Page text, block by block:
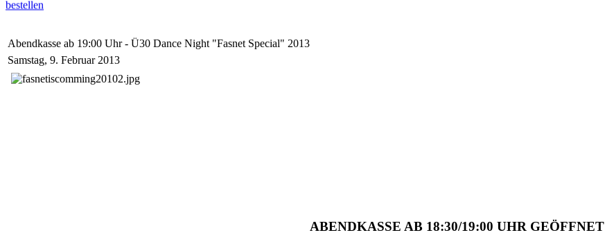
(online) verfügbar!
0,00 €
Abendkasse ab 19:00 Uhr - Ü30 Dance Night "Fasnet Special" 2013
Samstag, 9. Februar 2013
ABENDKASSE AB 18:30/19:00 UHR GEÖFFNET